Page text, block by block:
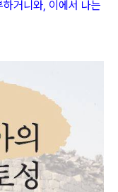
거니와, 이에서 나는